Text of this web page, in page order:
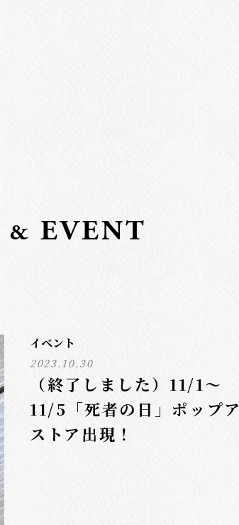
& EVENT
イベント
2023.10.30
（終了しました）11/1～
11/5「死者の日」ポップ
ストア出現！